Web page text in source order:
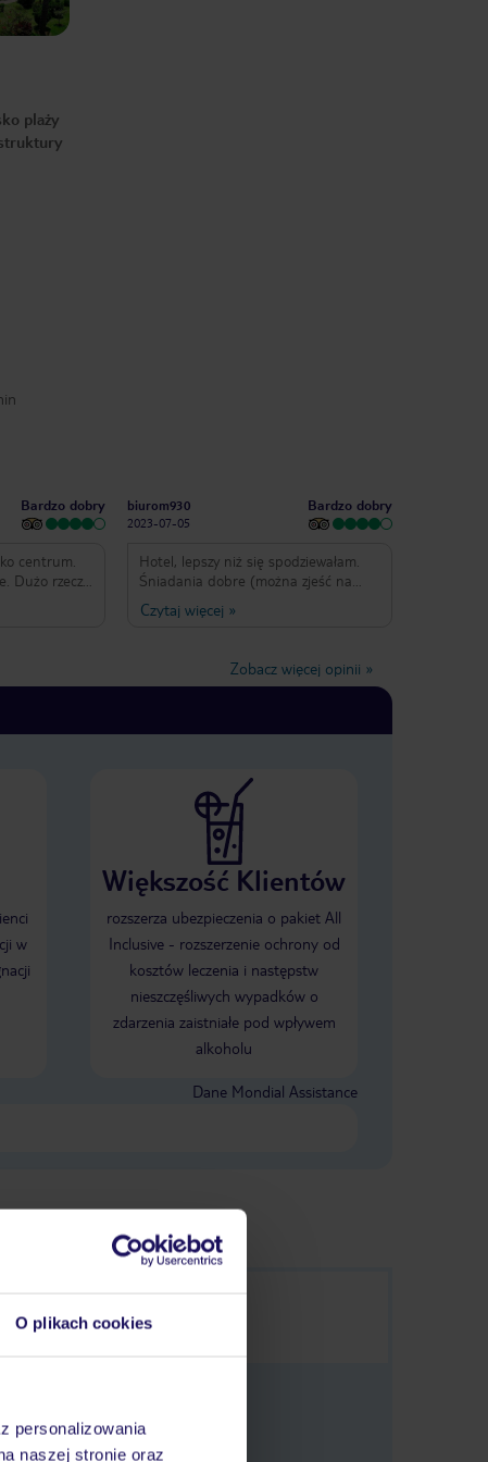
O plikach cookies
personalizowania
naszej stronie oraz
plaży
Bardzo dobry
centrum.
Dużo rzeczy
obsługa.
także
biurom930
2023-07-05
Bardzo dobry
Hotel, lepszy niż się spodziewałam.
Śniadania dobre (można zjeść na
zewnątrz), pokoje ładne, my mieliśmy
na 2 piętrze więc fajne duże balkony
natomiast był wiatrak nad łóżkiem w
zupełności wystarczył. Hotel położony
aby popływać. Plaża taka sobie jak to
basenów z wodą morską 3 euro od
osoby. Jedyny minus to winda
skrzypiąca i korytaże ciemne i
niewyremontowane. Ogólnie jestem
zadowolona. Cena do jakości 5*
Czytaj więcej »
Zobacz więcej opinii »
w
Większość Klientów
rozszerza ubezpieczenia o pakiet All
Inclusive - rozszerzenie ochrony od
kosztów leczenia i następstw
nieszczęśliwych wypadków o
zdarzenia zaistniałe pod wpływem
alkoholu
Dane Mondial Assistance